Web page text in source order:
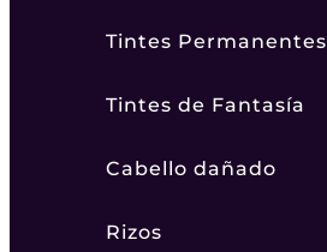
Tintes Permanentes
Tintes de Fantasía
Cabello dañado
Rizos